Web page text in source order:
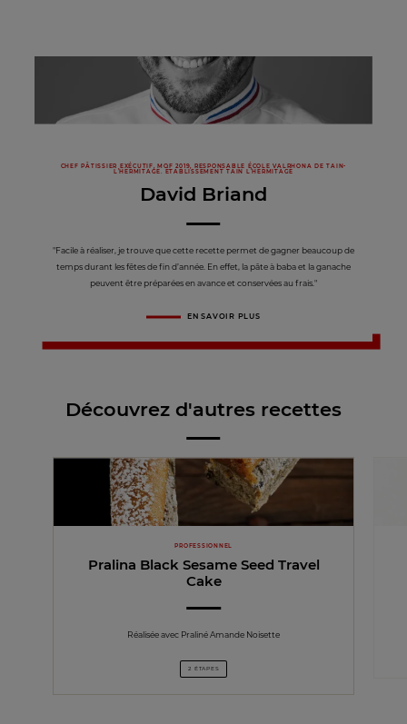
CHEF PÂTISSIER EXÉCUTIF, MOF 2019, RESPONSABLE ÉCOLE VALRHONA DE TAIN-
L’HERMITAGE. ÉTABLISSEMENT TAIN L’HERMITAGE
David Briand
"Facile à réaliser, je trouve que cette recette permet de gagner beaucoup de
temps durant les fêtes de fin d’année. En effet, la pâte à baba et la ganache
peuvent être préparées en avance et conservées au frais."
EN SAVOIR PLUS
Découvrez d'autres recettes
PROFESSIONNEL
Pralina Black Sesame Seed Travel
Cake
Réalisée avec Praliné Amande Noisette
2 ÉTAPES